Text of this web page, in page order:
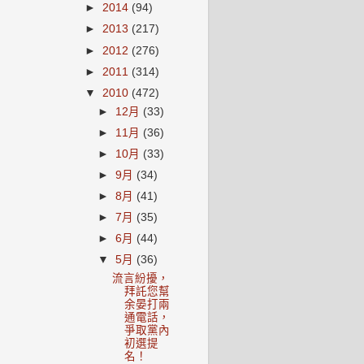
► 2014 (94)
► 2013 (217)
► 2012 (276)
► 2011 (314)
▼ 2010 (472)
► 12月 (33)
► 11月 (36)
► 10月 (33)
►9月 (34)
►8月 (41)
►7月 (35)
►6月 (44)
▼5月 (36)
流言紛擾，
拜託您幫
余晏打兩
通電話，
爭取黨內
初選提
名！